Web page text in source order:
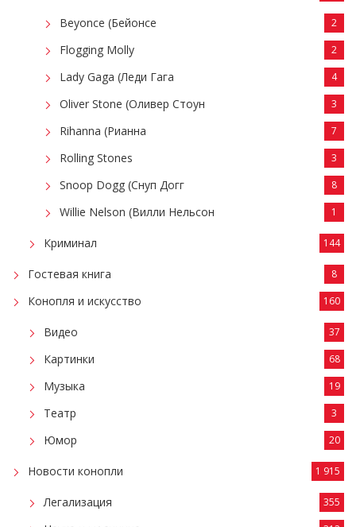
Beyonce (Бейонсе 2
Flogging Molly 2
Lady Gaga (Леди Гага 4
Oliver Stone (Оливер Стоун 3
Rihanna (Рианна 7
Rolling Stones 3
Snoop Dogg (Снуп Догг 8
Willie Nelson (Вилли Нельсон 1
Криминал 144
Гостевая книга 8
Конопля и искусство 160
Видео 37
Картинки 68
Музыка 19
Театр 3
Юмор 20
Новости конопли 1 915
Легализация 355